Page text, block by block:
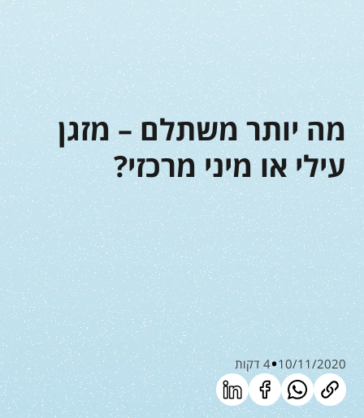
מה יותר משתלם – מזגן
עילי או מיני מרכזי?
10/11/2020 4 דקות